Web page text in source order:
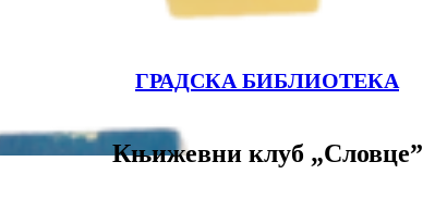
ГРАДСКА БИБЛИОТЕКА
Књижевни клуб „Словцеˮ